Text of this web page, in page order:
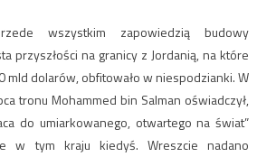
wszystkim zapowiedzią budowy
przyszłości na granicy z Jordanią, na które
mld dolarów, obfitowało w niespodzianki. W
tronu Mohammed bin Salman oświadczył,
do umiarkowanego, otwartego na świat”
w tym kraju kiedyś. Wreszcie nadano